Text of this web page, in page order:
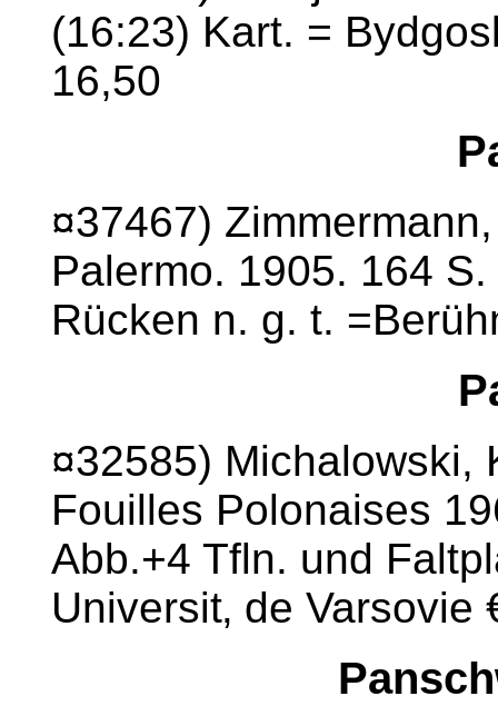
(16:23) Kart. =
16,50
¤37467)
Palermo. 1905. 164
Rücken n. g. t.
¤32585) Michalowski,
Fouilles Polonaises
Abb.+4 Tfln. und
Universit‚ de Varsovie